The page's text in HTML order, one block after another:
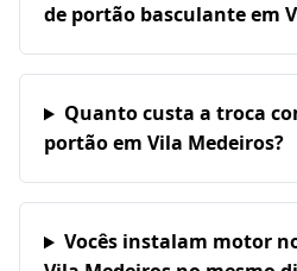
de portão basculante em
Quanto custa a troca
portão em Vila Medeiros?
Vocês instalam motor